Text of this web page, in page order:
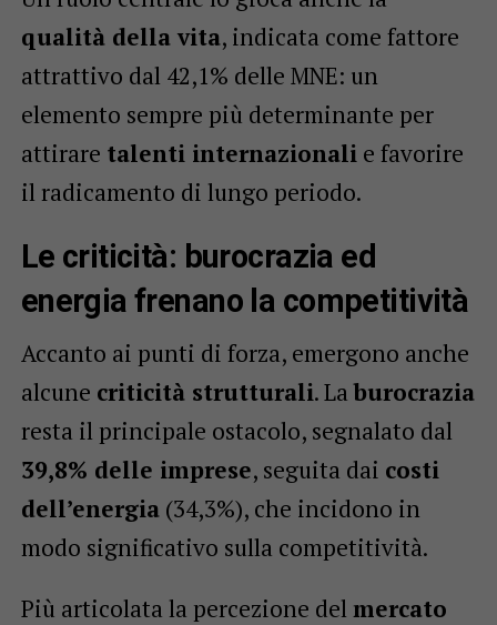
qualità della vita, indicata come fattore
attrattivo dal 42,1% delle MNE: un
elemento sempre più determinante per
attirare talenti internazionalie favorire
il radicamento di lungo periodo.
Le criticità: burocrazia ed
energia frenano la competitività
Accanto ai punti di forza, emergono anche
alcune criticità strutturali. Laburocrazia
resta il principale ostacolo, segnalato dal
39,8% delle imprese, seguita dai costi
dell’energia(34,3%), che incidono in
modo significativo sulla competitività.
Più articolata la percezione del mercato